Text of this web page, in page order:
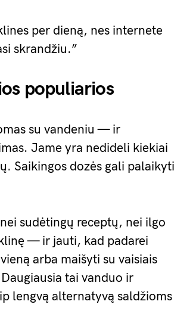
per dieną, nes internete
skrandžiu.”
populiarios
su vandeniu — ir
Jame yra nedideli kiekiai
Saikingos dozės gali palaikyti
sudėtingų receptų, nei ilgo
— ir jauti, kad padarei
arba maišyti su vaisiais
tai vanduo ir
lengvą alternatyvą saldžioms